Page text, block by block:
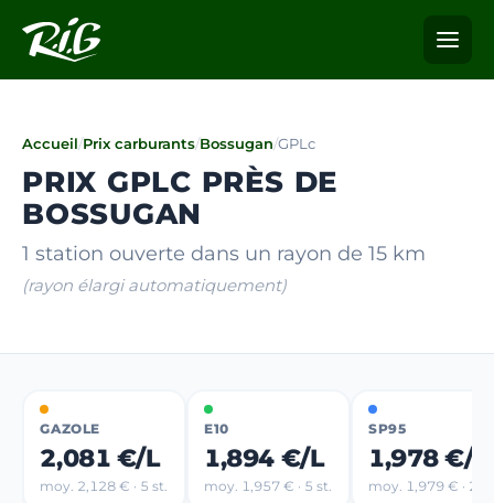
Accueil/Prix carburants/Bossugan/GPLc
PRIX GPLC PRÈS DE
BOSSUGAN
1 station ouverte dans un rayon de 15 km
(rayon élargi automatiquement)
GAZOLE
2,081 €/L
moy. 2,128 € · 5 st.
E10
1,894 €/L
moy. 1,957 € · 5 st.
SP95
1,978 €/L
moy. 1,979 € · 2